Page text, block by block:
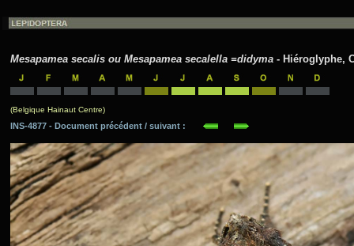
Mesapamea secalis ou Mesapamea secalella =didyma - Hiéroglyphe,
(Belgique Hainaut Centre)
INS-4877 - Document précédent / suivant :